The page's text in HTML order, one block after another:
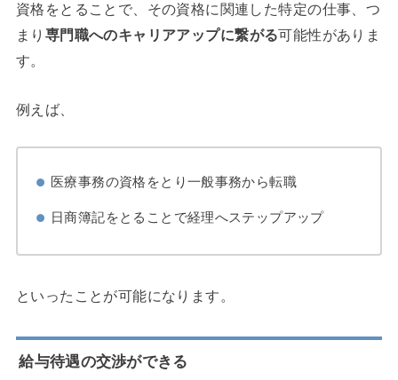
資格をとることで、その資格に関連した特定の仕事、つ
まり 専門職へのキャリアアップに繋がる可能性がありま
す。
例えば、
医療事務の資格をとり一般事務から転職
日商簿記をとることで経理へステップアップ
といったことが可能になります。
給与待遇の交渉ができる